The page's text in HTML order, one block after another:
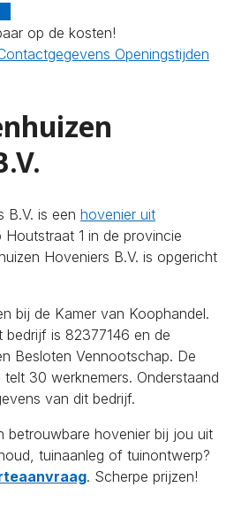
op de kosten!
Openingstijden
B.V. is een hovenier uit
Houtstraat 1 in de provincie
Hoveniers B.V. is opgericht
bij de Kamer van Koophandel.
bedrijf is 82377146 en de
Besloten Vennootschap. De
30 werknemers. Onderstaand
van dit bedrijf.
betrouwbare hovenier bij jou uit
tuinaanleg of tuinontwerp?
. Scherpe prijzen!